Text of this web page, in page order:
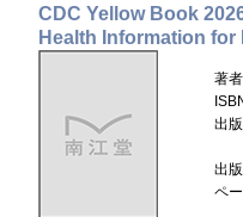
CDC Yellow Book
Health Information for
著者
出
出
ペ